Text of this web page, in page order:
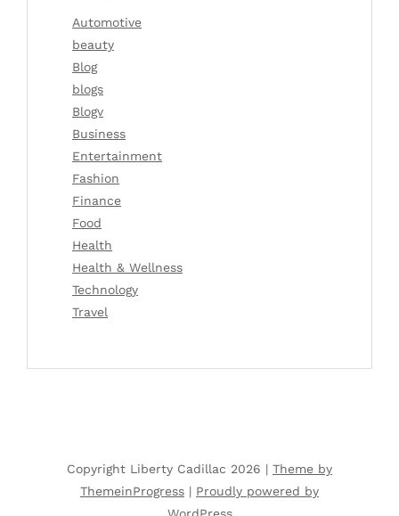
Automotive
beauty
Blog
blogs
Blogv
Business
Entertainment
Fashion
Finance
Food
Health
Health & Wellness
Technology
Travel
Copyright Liberty Cadillac 2026 | Theme by
ThemeinProgress | Proudly powered by